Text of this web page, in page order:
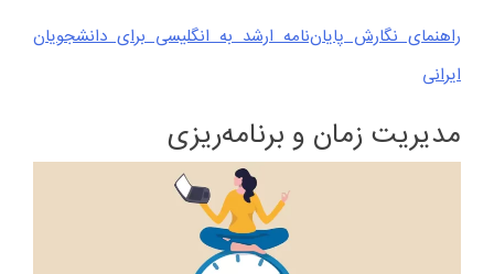
راهنمای نگارش پایان‌نامه ارشد به انگلیسی برای دانشجویان
ایرانی
مدیریت زمان و برنامه‌ریزی